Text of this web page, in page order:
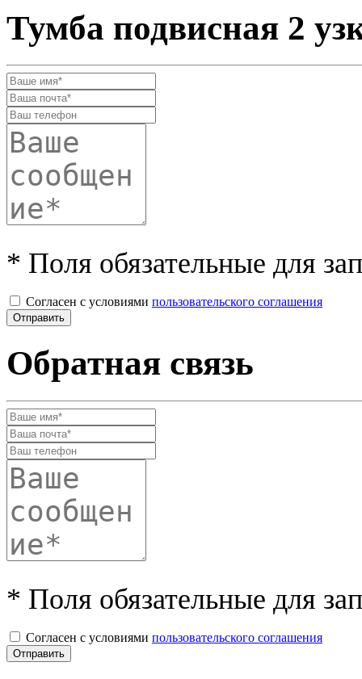
Тумба подвисная 2
* Поля обязательные для
Согласен с условиями пользовательского соглашения
Обратная связь
* Поля обязательные для
Согласен с условиями пользовательского соглашения